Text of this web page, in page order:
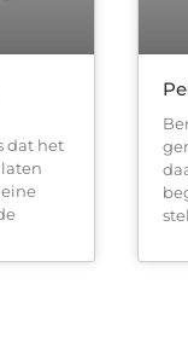
dat het